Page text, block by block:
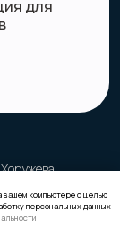
компьютере с целью
персональных данных